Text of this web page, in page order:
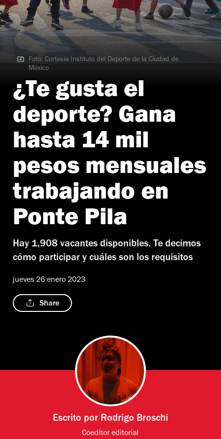
Foto: Cortesía Instituto del Deporte de la Ciudad de México
Foto: Cortesía Instituto del Deporte de la Ciudad de
México
¿Te gusta el
deporte? Gana
hasta 14 mil
pesos mensuales
trabajando en
Ponte Pila
Hay 1,908 vacantes disponibles. Te decimos
cómo participar y cuáles son los requisitos
jueves 26 enero 2023
Share
Escrito por Rodrigo Broschi
Coeditor editorial